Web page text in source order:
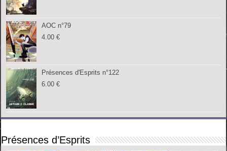
AOC n°79
4.00€
Présences d'Esprits n°122
6.00€
Présences d’Esprits